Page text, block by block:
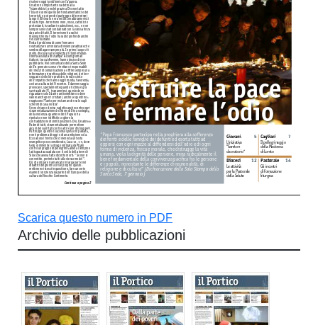
Scarica questo numero in PDF
Archivio delle pubblicazioni